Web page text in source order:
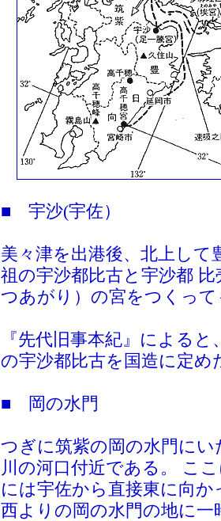
■ 宇沙(宇佐）
美々津を出港後、北上して
祖の宇沙都比古と宇沙都
つあがり）の宮をつくっ
『先代旧事本紀』による
の宇沙都比古を国造に定
■ 岡の水門
つぎに筑紫の岡の水門に
川の河口付近である。 こ
には宇佐から直接東に向
西よりの岡の水門の地に